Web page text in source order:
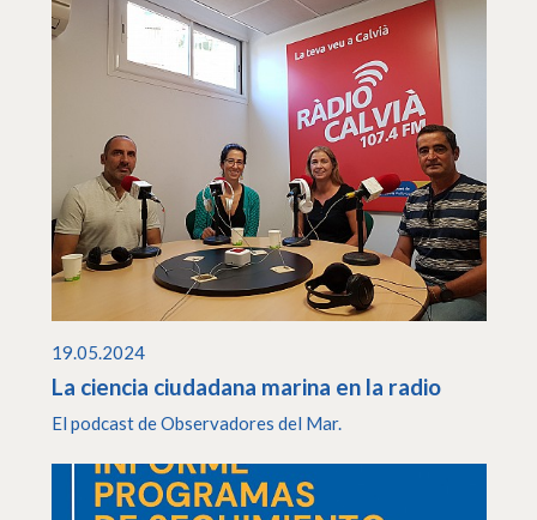
19.05.2024
La ciencia ciudadana marina en la radio
El podcast de Observadores del Mar.